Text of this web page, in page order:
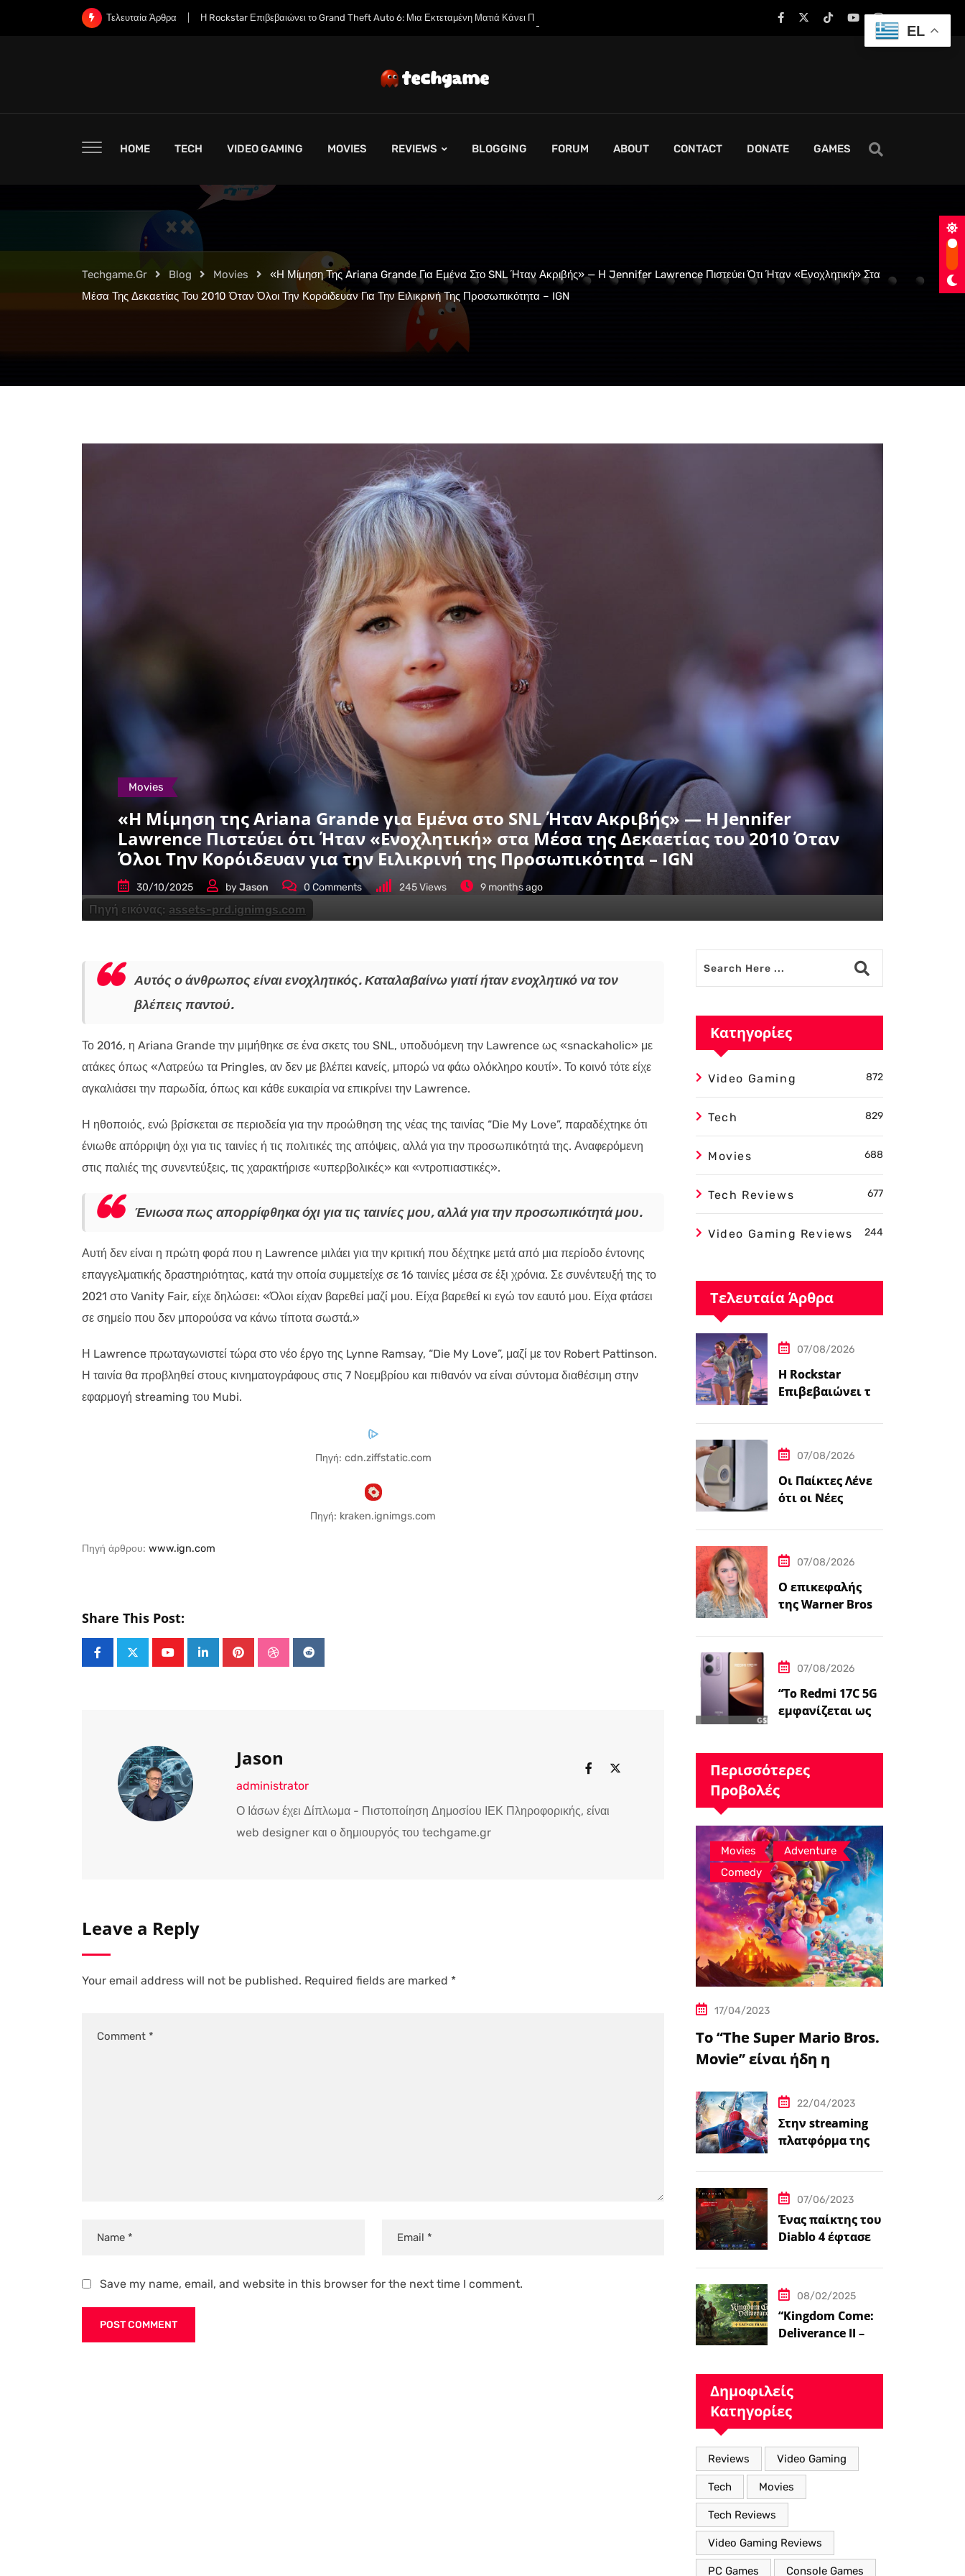
Τελευταία Άρθρα
Η Rockstar Επιβεβαιώνει το Grand Theft Auto 6: Μια Εκτεταμένη Ματιά Κάνει Πρεμιέρα στο Netflix Αυτόν τον Μήνα
HOME TECH VIDEO GAMING MOVIES REVIEWS BLOGGING FORUM ABOUT CONTACT DONATE GAMES
Techgame.gr Blog Movies
«Η Μίμηση Της Ariana Grande Για Εμένα Στο SNL Ήταν Ακριβής» — Η Jennifer Lawrence Πιστεύει Ότι Ήταν «Ενοχλητική» Στα
Μέσα Της Δεκαετίας Του 2010 Όταν Όλοι Την Κορόιδευαν Για Την Ειλικρινή Της Προσωπικότητα – IGN
Πηγή εικόνας: assets-prd.ignimgs.com
Movies
«Η Μίμηση της Ariana Grande για Εμένα στο SNL Ήταν Ακριβής» — Η Jennifer
Lawrence Πιστεύει ότι Ήταν «Ενοχλητική» στα Μέσα της Δεκαετίας του 2010 Όταν
Όλοι Την Κορόιδευαν για την Ειλικρινή της Προσωπικότητα – IGN
30/10/2025 byJason 0Comments 245Views 9 months ago
Αυτός ο άνθρωπος είναι ενοχλητικός. Καταλαβαίνω γιατί ήταν ενοχλητικό να τον
βλέπεις παντού.
Το 2016, η Ariana Grande την μιμήθηκε σε ένα σκετς του SNL, υποδυόμενη την Lawrence ως «snackaholic» με
ατάκες όπως «Λατρεύω τα Pringles, αν δεν με βλέπει κανείς, μπορώ να φάω ολόκληρο κουτί». Το κοινό τότε είχε
αγκαλιάσει την παρωδία, όπως και κάθε ευκαιρία να επικρίνει την Lawrence.
Η ηθοποιός, ενώ βρίσκεται σε περιοδεία για την προώθηση της νέας της ταινίας “Die My Love”, παραδέχτηκε ότι
ένιωθε απόρριψη όχι για τις ταινίες ή τις πολιτικές της απόψεις, αλλά για την προσωπικότητά της. Αναφερόμενη
στις παλιές της συνεντεύξεις, τις χαρακτήρισε «υπερβολικές» και «ντροπιαστικές».
Ένιωσα πως απορρίφθηκα όχι για τις ταινίες μου, αλλά για την προσωπικότητά μου.
Αυτή δεν είναι η πρώτη φορά που η Lawrence μιλάει για την κριτική που δέχτηκε μετά από μια περίοδο έντονης
επαγγελματικής δραστηριότητας, κατά την οποία συμμετείχε σε 16 ταινίες μέσα σε έξι χρόνια. Σε συνέντευξή της το
2021 στο Vanity Fair, είχε δηλώσει: «Όλοι είχαν βαρεθεί μαζί μου. Είχα βαρεθεί κι εγώ τον εαυτό μου. Είχα φτάσει
σε σημείο που δεν μπορούσα να κάνω τίποτα σωστά.»
Η Lawrence πρωταγωνιστεί τώρα στο νέο έργο της Lynne Ramsay, “Die My Love”, μαζί με τον Robert Pattinson.
Η ταινία θα προβληθεί στους κινηματογράφους στις 7 Νοεμβρίου και πιθανόν να είναι σύντομα διαθέσιμη στην
εφαρμογή streaming του Mubi.
Πηγή: cdn.ziffstatic.com
Πηγή: kraken.ignimgs.com
Πηγή άρθρου: www.ign.com
Share This Post:
LinkedInPinterestStumbleUpon
Reddit
Jason
administrator
Ο Ιάσων έχει Δίπλωμα - Πιστοποίηση Δημοσίου ΙΕΚ Πληροφορικής, είναι
web designer και ο δημιουργός του techgame.gr
Leave a Reply
Your email address will not be published. Required fields are marked *
Save my name, email, and website in this browser for the next time I comment.
Κατηγορίες
Video Gaming 872
Tech 829
Movies 688
Tech Reviews 677
Video Gaming Reviews 244
Τελευταία Άρθρα
07/08/2026
Η Rockstar
Επιβεβαιώνει το
6: Μια
Εκτεταμένη
Ματιά Κάνει
Πρεμιέρα στο
Netflix Αυτόν τον
07/08/2026
Οι Παίκτες Λένε
ότι οι Νέες
PlayStation 5
Έρχονται με
Αυτοκόλλητο…
07/08/2026
Ο επικεφαλής
της Warner Bros.
Gunn είναι
«επικεντρωμένο
ς»…07/08/2026
“Το Redmi 17C 5G
εμφανίζεται ως
GSMArena.com”
Περισσότερες
Προβολές
Movies , Adventure ,
Comedy
17/04/2023
Το “The Super Mario Bros.
Movie” είναι ήδη η
μεταφορά
βιντεοπαιχνιδιού στον
κινηματογράφο
22/04/2023
Στην streaming
πλατφόρμα της
σήμερα πέντε
ταινίες Spider-
Man
07/06/2023
Ένας παίκτης του
Diablo 4 έφτασε
08/02/2025
“Kingdom Come:
Deliverance II – Η
Κόσμο με Νέα
Βελτιωμένα
Χαρακτηριστικά”
Δημοφιλείς
Κατηγορίες
Reviews Video Gaming
Tech Movies
Tech Reviews
Video Gaming Reviews
PC Games Console Games
EL